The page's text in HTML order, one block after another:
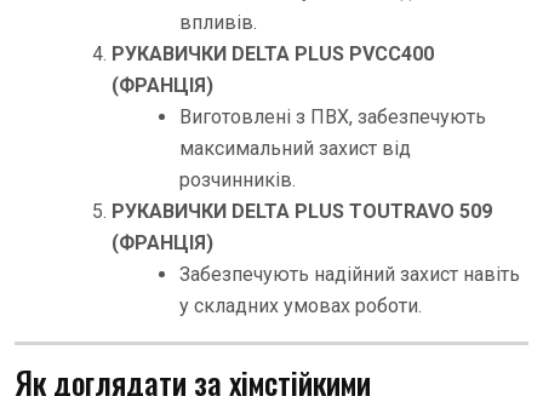
впливів.
РУКАВИЧКИ DELTA PLUS PVCC400
(ФРАНЦІЯ)
Виготовлені з ПВХ, забезпечують
максимальний захист від
розчинників.
РУКАВИЧКИ DELTA PLUS TOUTRAVO 509
(ФРАНЦІЯ)
Забезпечують надійний захист навіть
у складних умовах роботи.
Як доглядати за хімстійкими